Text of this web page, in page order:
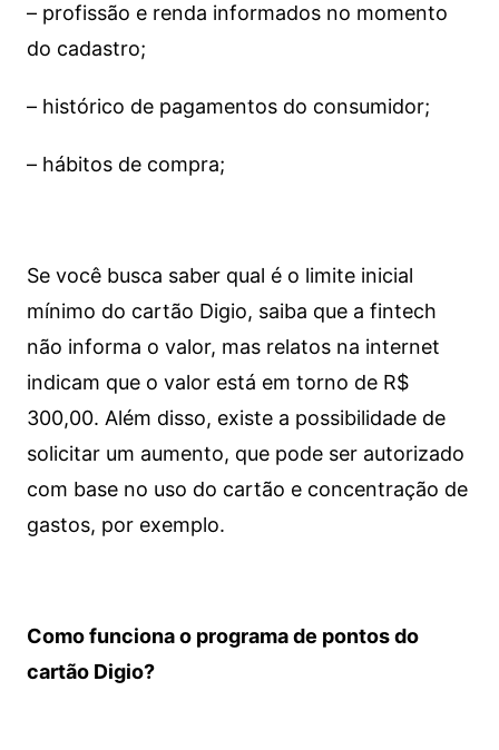
– profissão e renda informados no momento
do cadastro;
– histórico de pagamentos do consumidor;
– hábitos de compra;
Se você busca saber qual é o limite inicial
mínimo do cartão Digio, saiba que a fintech
não informa o valor, mas relatos na internet
indicam que o valor está em torno de R$
300,00. Além disso, existe a possibilidade de
solicitar um aumento, que pode ser autorizado
com base no uso do cartão e concentração de
gastos, por exemplo.
Como funciona o programa de pontos do
cartão Digio?